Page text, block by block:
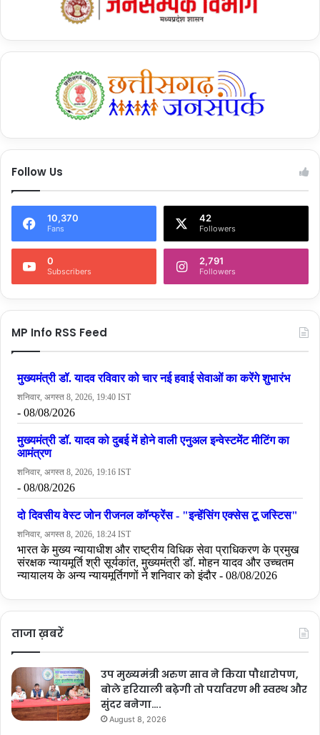
Follow Us
10,370
Fans
42
Followers
0
Subscribers
2,791
Followers
MP Info RSS Feed
ताजा ख़बरें
उप मुख्यमंत्री अरुण साव ने किया पौधारोपण,
बोले हरियाली बढ़ेगी तो पर्यावरण भी स्वस्थ और
सुंदर बनेगा….
August 8, 2026